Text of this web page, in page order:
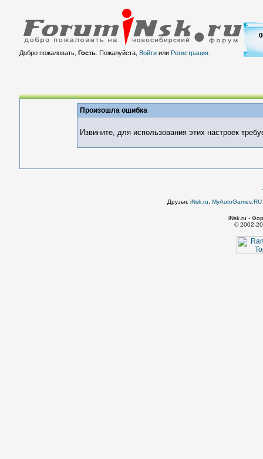
Добро пожаловать, Гость. Пожалуйста, Войтиили Регистрация.
Произошла ошибка
Извините, для использования этих настроек
Друзья: iNsk.ru
iNsk.ru -
© 2002-